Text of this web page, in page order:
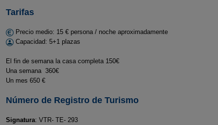
Tarifas
Precio medio: 15 € persona / noche aproximadamente
Capacidad: 5+1 plazas
El fin de semana la casa completa 150€
Una semana 360€
Un mes 650 €
Número de Registro de Turismo
Signatura: VTR- TE- 293